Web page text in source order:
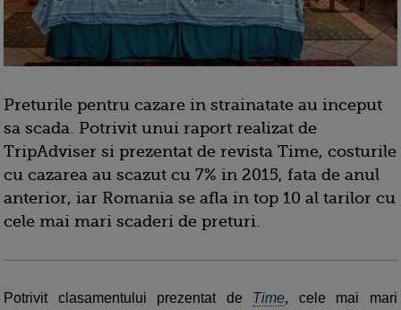
Preturile pentru cazare in strainatate au inceput
sa scada. Potrivit unui raport realizat de
TripAdviser si prezentat de revista Time, costurile
cu cazarea au scazut cu 7% in 2015, fata de anul
anterior, iar Romania se afla in top 10 al tarilor cu
cele mai mari scaderi de preturi.
Potrivit clasamentului prezentat de Time, cele mai mari